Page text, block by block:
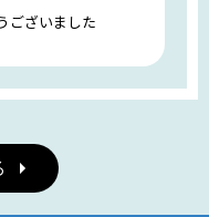
ございました